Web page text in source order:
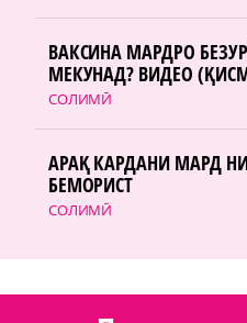
СОЛИМӢ
ВАКСИНА МАРДРО
МЕКУНАД? ВИДЕО
СОЛИМӢ
АРАҚ КАРДАНИ МАРД
БЕМОРИСТ